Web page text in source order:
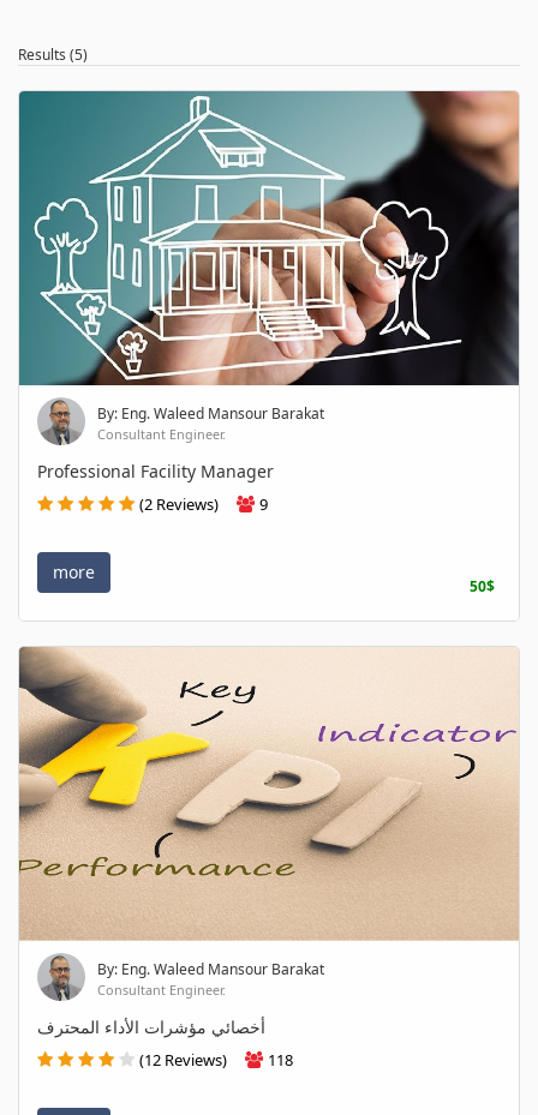
Results (5)
By: Eng. Waleed Mansour Barakat
Consultant Engineer.
Professional Facility Manager
(2 Reviews) 9
more
50$
By: Eng. Waleed Mansour Barakat
Consultant Engineer.
أخصائي مؤشرات الأداء المحترف
(12 Reviews) 118